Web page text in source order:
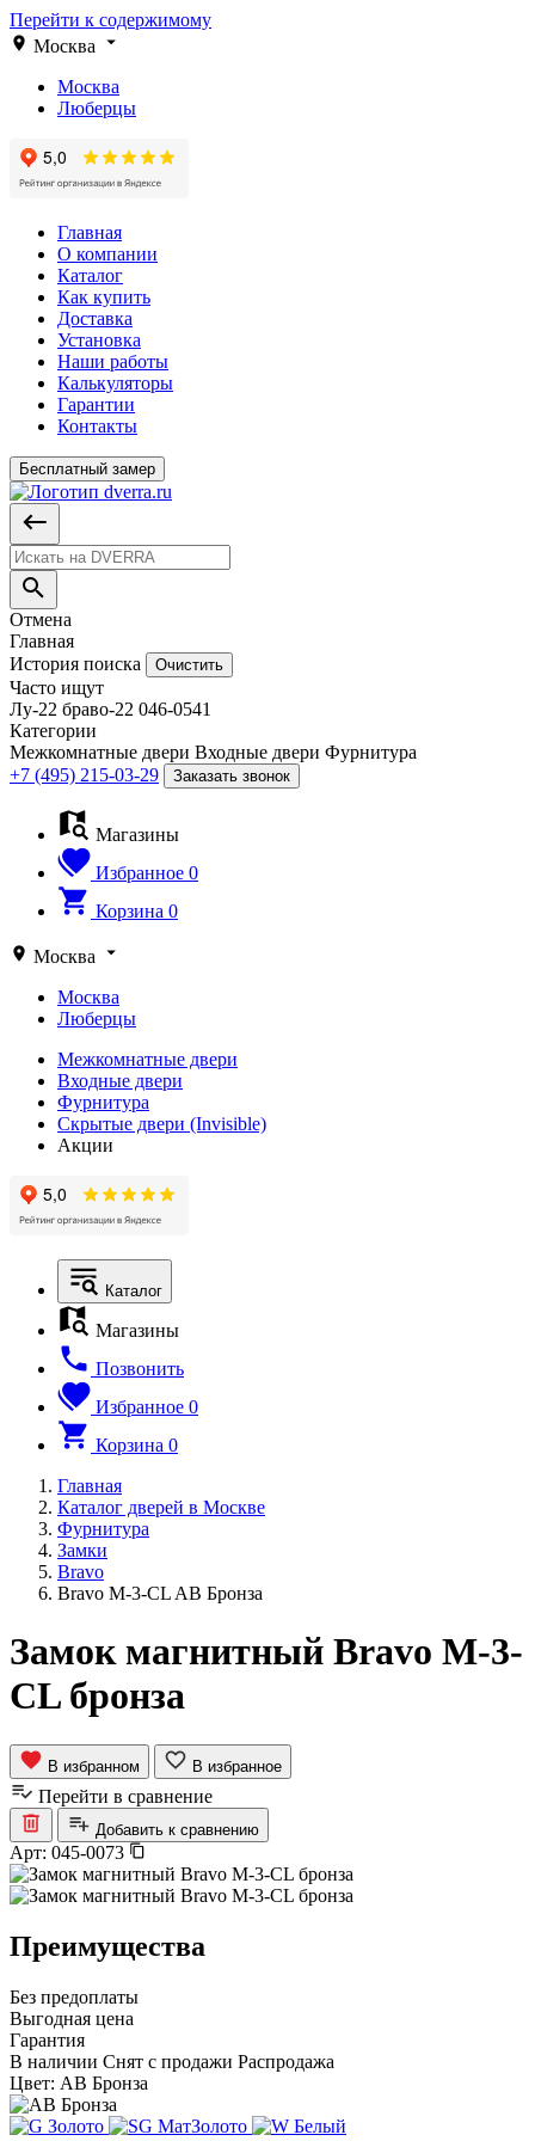
Перейти к содержимому
Москва
Москва
Люберцы
Главная
О компании
Каталог
Как купить
Доставка
Установка
Наши работы
Калькуляторы
Гарантии
Контакты
Бесплатный замер
Отмена
Главная
История поиска
Очистить
Часто ищут
Лу-22 браво-22 046-0541
Категории
Межкомнатные двери Входные двери Фурнитура
+7 (495) 215-03-29
Заказать звонок
Магазины
Избранное 0
Корзина 0
Москва
Москва
Люберцы
Межкомнатные двери
Входные двери
Фурнитура
Скрытые двери (Invisible)
Акции
Каталог
Магазины
Позвонить
Избранное 0
Корзина 0
Главная
Каталог дверей в Москве
Фурнитура
Замки
Bravo
Bravo M-3-CL AB Бронза
Замок магнитный Bravo M-3-
CL бронза
В избранном В избранное
Перейти в сравнение
Добавить к сравнению
Арт: 045-0073
Преимущества
Без предоплаты
Выгодная цена
Гарантия
В наличии Снят с продажи Распродажа
Цвет: AB Бронза